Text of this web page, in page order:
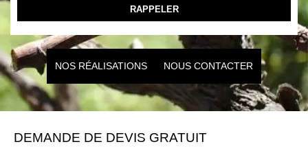
NOS RÉALISATIONS NOUS CONTACTER
DEMANDE DE DEVIS GRATUIT